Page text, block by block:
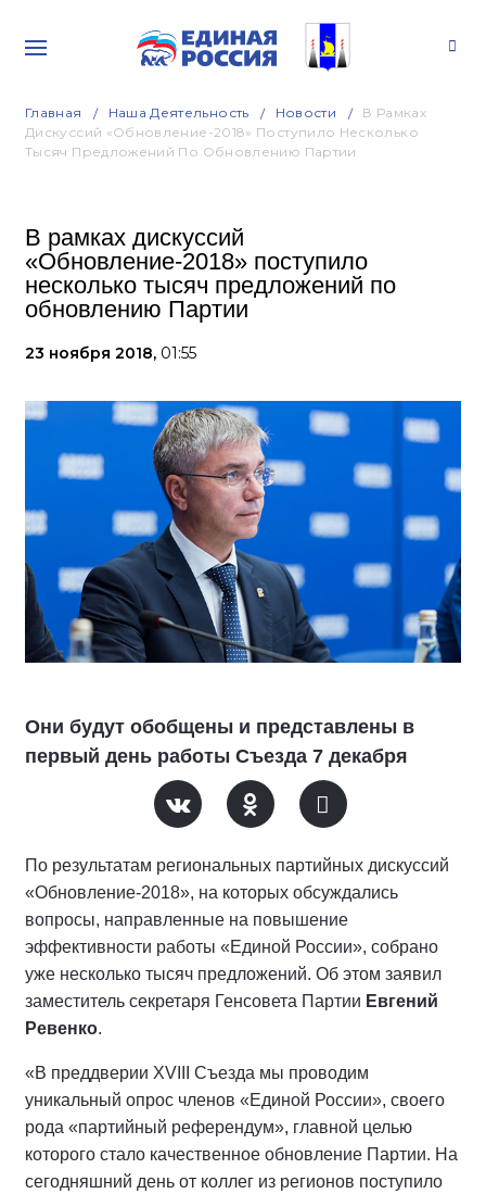
Главная Наша Деятельность Новости
В Рамках
Дискуссий «Обновление-2018» Поступило Несколько
Тысяч Предложений По Обновлению Партии
В рамках дискуссий
«Обновление-2018» поступило
несколько тысяч предложений по
обновлению Партии
23 ноября 2018, 01:55
Они будут обобщены и представлены в
первый день работы Съезда 7 декабря
По результатам региональных партийных дискуссий
«Обновление-2018», на которых обсуждались
вопросы, направленные на повышение
эффективности работы «Единой России», собрано
уже несколько тысяч предложений. Об этом заявил
заместитель секретаря Генсовета Партии Евгений
Ревенко.
«В преддверии XVIII Съезда мы проводим
уникальный опрос членов «Единой России», своего
рода «партийный референдум», главной целью
которого стало качественное обновление Партии. На
сегодняшний день от коллег из регионов поступило